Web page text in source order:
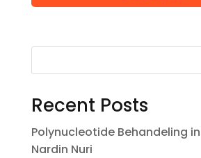
Recent Posts
Polynucleotide Behandeling in
Nardin Nuri